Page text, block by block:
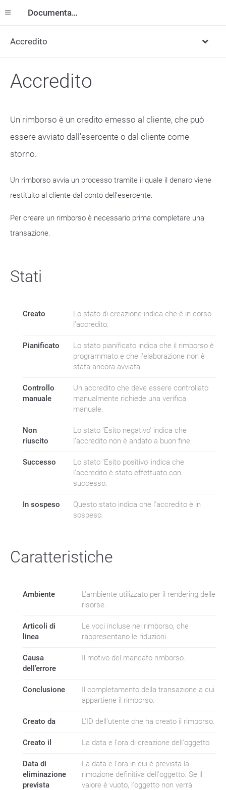
Documentazione
Accredito
Accredito
Un rimborso è un credito emesso al cliente, che può
essere avviato dall'esercente o dal cliente come
storno.
Un rimborso avvia un processo tramite il quale il denaro viene
restituito al cliente dal conto dell’esercente.
Per creare un rimborso è necessario prima completare una
transazione.
Stati
Creato
Lo stato di creazione indica che è in corso
l’accredito.
Pianificato
Lo stato pianificato indica che il rimborso è
programmato e che l'elaborazione non è
stata ancora avviata.
Controllo
manuale
Un accredito che deve essere controllato
manualmente richiede una verifica
manuale.
Non
riuscito
Lo stato 'Esito negativo' indica che
l’accredito non è andato a buon fine.
Successo
Lo stato 'Esito positivo' indica che
l’accredito è stato effettuato con
successo.
In sospeso
Questo stato indica che l’accredito è in
sospeso.
Caratteristiche
Ambiente
L'ambiente utilizzato per il rendering delle
risorse.
Articoli di
linea
Le voci incluse nel rimborso, che
rappresentano le riduzioni.
Causa
dell’errore
Il motivo del mancato rimborso.
Conclusione
Il completamento della transazione a cui
appartiene il rimborso.
Creato da L'ID dell'utente che ha creato il rimborso.
Creato il La data e l'ora di creazione dell'oggetto.
Data di
eliminazione
prevista
La data e l'ora in cui è prevista la
rimozione definitiva dell'oggetto. Se il
valore è vuoto, l'oggetto non verrà